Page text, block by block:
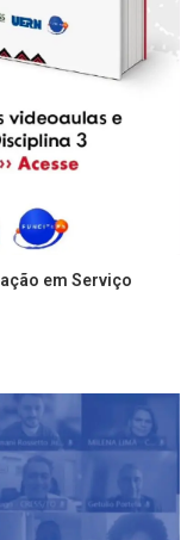
em Serviço